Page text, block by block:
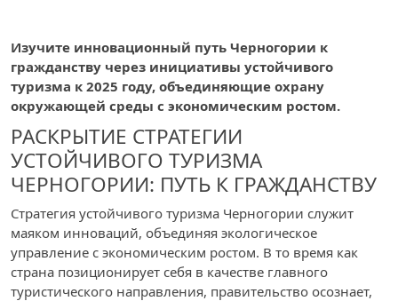
Изучите инновационный путь Черногории к
гражданству через инициативы устойчивого
туризма к 2025 году, объединяющие охрану
окружающей среды с экономическим ростом.
РАСКРЫТИЕ СТРАТЕГИИ
УСТОЙЧИВОГО ТУРИЗМА
ЧЕРНОГОРИИ: ПУТЬ К ГРАЖДАНСТВУ
Стратегия устойчивого туризма Черногории служит
маяком инноваций, объединяя экологическое
управление с экономическим ростом. В то время как
страна позиционирует себя в качестве главного
туристического направления, правительство осознает,